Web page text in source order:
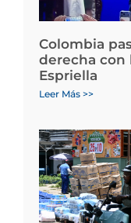
Colombia
derecha con
Espriella
Leer Más >>